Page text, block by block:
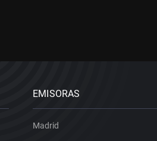
EMISORAS
Madrid